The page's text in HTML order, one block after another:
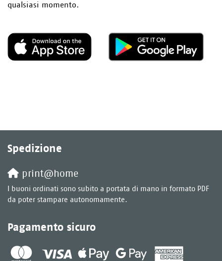
qualsiasi momento.
Spedizione
print@home
I buoni ordinati sono subito a portata di mano in formato PDF
da poter stampare autonomamente.
Pagamento sicuro